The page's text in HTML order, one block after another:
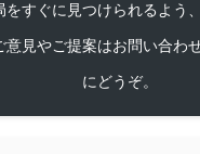
をすぐに見つけられるよう
意見やご提案はお問い合わ
にどうぞ。